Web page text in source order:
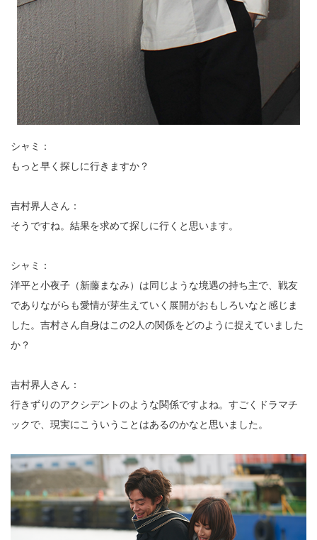
シャミ：
もっと早く探しに行きますか？
吉村界人さん：
そうですね。結果を求めて探しに行くと思います。
シャミ：
洋平と小夜子（新藤まなみ）は同じような境遇の持ち主で、戦友
でありながらも愛情が芽生えていく展開がおもしろいなと感じま
した。吉村さん自身はこの2人の関係をどのように捉えていました
か？
吉村界人さん：
行きずりのアクシデントのような関係ですよね。すごくドラマチ
ックで、現実にこういうことはあるのかなと思いました。